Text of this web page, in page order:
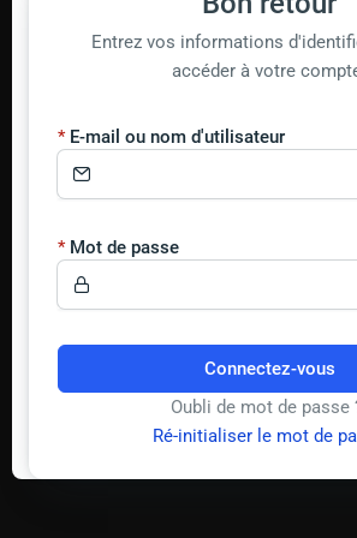
Entrez vos informations
accéder à votre
E-mail ou nom d'utilisateur
Mot de passe
Connectez-vous
Oubli de mot de passe
Ré-initialiser le mot de